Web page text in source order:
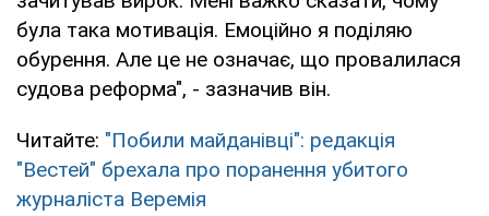
була така мотивація. Емоційно я поділяю
обурення. Але це не означає, що провалилася
судова реформа", - зазначив він.
Читайте: "Побили майданівці": редакція
"Вестей" брехала про поранення убитого
журналіста Веремія